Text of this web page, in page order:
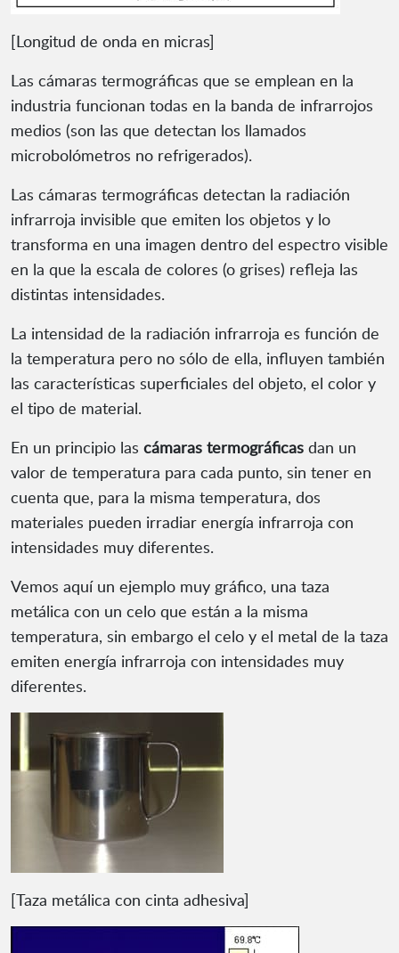
[Longitud de onda en micras]
Las cámaras termográficas que se emplean en la
industria funcionan todas en la banda de infrarrojos
medios (son las que detectan los llamados
microbolómetros no refrigerados).
Las cámaras termográficas detectan la radiación
infrarroja invisible que emiten los objetos y lo
transforma en una imagen dentro del espectro visible
en la que la escala de colores (o grises) refleja las
distintas intensidades.
La intensidad de la radiación infrarroja es función de
la temperatura pero no sólo de ella, influyen también
las características superficiales del objeto, el color y
el tipo de material.
En un principio las cámaras termográficas dan un
valor de temperatura para cada punto, sin tener en
cuenta que, para la misma temperatura, dos
materiales pueden irradiar energía infrarroja con
intensidades muy diferentes.
Vemos aquí un ejemplo muy gráfico, una taza
metálica con un celo que están a la misma
temperatura, sin embargo el celo y el metal de la taza
emiten energía infrarroja con intensidades muy
diferentes.
[Taza metálica con cinta adhesiva]